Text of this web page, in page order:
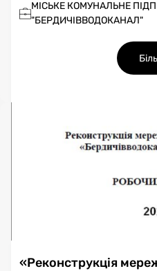
МІСЬКЕ КОМУНАЛЬНЕ
"БЕРДИЧІВВОДОКАНАЛ"
«Реконструкція